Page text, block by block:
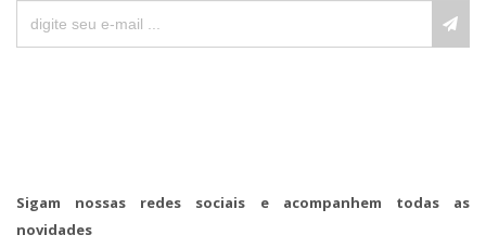
Sigam nossas redes sociais e acompanhem todas as
novidades